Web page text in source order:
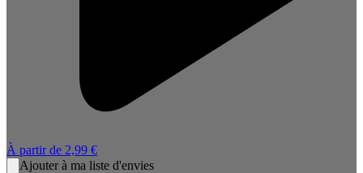
À partir de 2,99 €
Ajouter à ma liste d'envies